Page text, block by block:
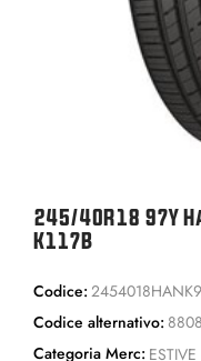
245/40R18 97Y
K117B
Codice:
Codice alternativo:
Categoria Merc: ESTIVE